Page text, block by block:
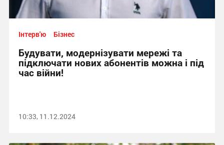
Інтерв'ю Бізнес
Будувати, модернізувати мережі та
підключати нових абонентів можна і під
час війни!
10:33, 11.12.2024